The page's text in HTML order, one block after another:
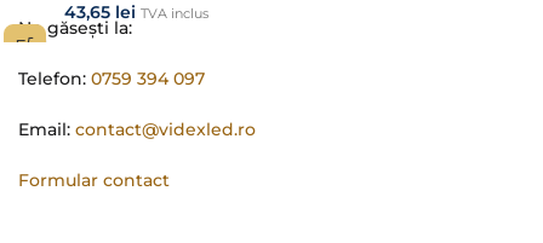
43,65 lei TVA inclus
Ne găsești la:
Telefon: 0759 394 097
Email: contact@videxled.ro
Formular contact